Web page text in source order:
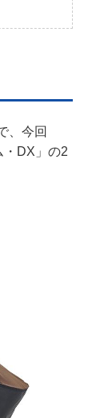
、今回
・DX」の2